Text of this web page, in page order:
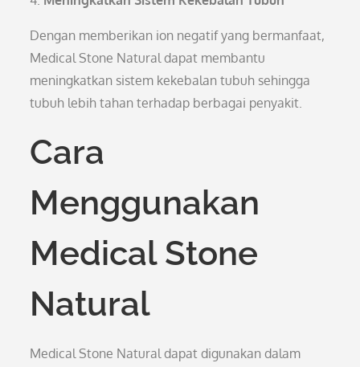
Dengan memberikan ion negatif yang bermanfaat,
Medical Stone Natural dapat membantu
meningkatkan sistem kekebalan tubuh sehingga
tubuh lebih tahan terhadap berbagai penyakit.
Cara
Menggunakan
Medical Stone
Natural
Medical Stone Natural dapat digunakan dalam